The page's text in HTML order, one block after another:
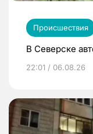
Происшествия
В Северске
22:01 / 06.08.26